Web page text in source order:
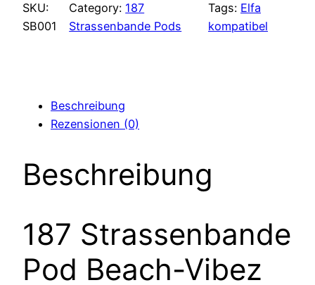
Pod
Beach-
SKU:
SB001
Category: 187
Strassenbande Pods
Tags: Elfa
kompatibel
Beschreibung
Rezensionen (0)
Beschreibung
187 Strassenbande
Pod Beach-Vibez